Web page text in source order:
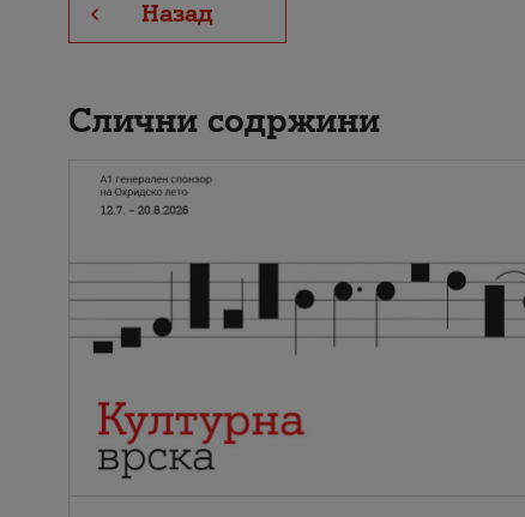
Назад
Слични содржини